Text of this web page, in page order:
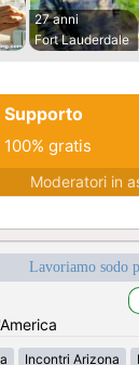
27 anni
Fort Lauderdale
Supporto
100% gratis
Moderatori in
Lavoriamo sodo
Incontri Arizona